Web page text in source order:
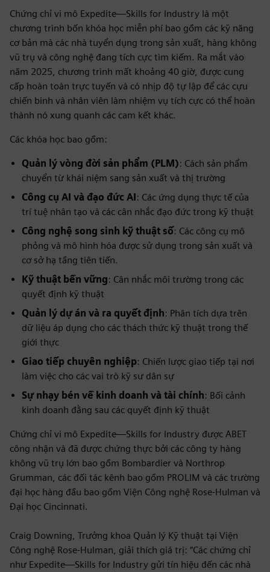
Chứng chỉ vi mô Expedite—Skills for Industry là một
chương trình bốn khóa học miễn phí bao gồm các kỹ năng
cơ bản mà các nhà tuyển dụng trong sản xuất, hàng không
vũ trụ và công nghệ đang tích cực tìm kiếm. Ra mắt vào
năm 2025, chương trình mất khoảng 40 giờ, được cung
cấp hoàn toàn trực tuyến và có nhịp độ tự lập để các cựu
chiến binh và nhân viên làm nhiệm vụ tích cực có thể hoàn
thành nó xung quanh các cam kết khác.
Các khóa học bao gồm:
Quản lý vòng đời sản phẩm (PLM): Cách sản phẩm
chuyển từ khái niệm sang sản xuất và thị trường
Công cụ AI và đạo đức AI: Các ứng dụng thực tế của
trí tuệ nhân tạo và các cân nhắc đạo đức trong kỹ thuật
Công nghệ song sinh kỹ thuật số: Các công cụ mô
phỏng và mô hình hóa được sử dụng trong sản xuất và
cơ sở hạ tầng tiên tiến.
Kỹ thuật bền vững: Cân nhắc môi trường trong các
quyết định kỹ thuật
Quản lý dự án và ra quyết định: Phân tích dựa trên
dữ liệu áp dụng cho các thách thức kỹ thuật trong thế
giới thực
Giao tiếp chuyên nghiệp: Chiến lược giao tiếp tại nơi
làm việc cho các vai trò kỹ sư dân sự
Sự nhạy bén về kinh doanh và tài chính: Bối cảnh
kinh doanh đằng sau các quyết định kỹ thuật
Chứng chỉ vi mô Expedite—Skills for Industry được ABET
công nhận và đã được chứng thực bởi các công ty hàng
không vũ trụ lớn bao gồm Bombardier và Northrop
Grumman, các đối tác kênh bao gồm PROLIM và các trường
đại học hàng đầu bao gồm Viện Công nghệ Rose-Hulman và
Đại học Cincinnati.
Craig Downing, Trưởng khoa Quản lý Kỹ thuật tại Viện
Công nghệ Rose-Hulman, giải thích giá trị: “Các chứng chỉ
như Expedite—Skills for Industry gửi tín hiệu đến các nhà